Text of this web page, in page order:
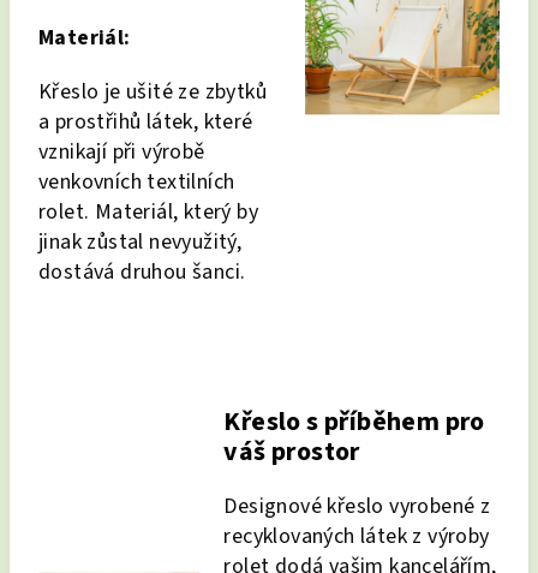
Materiál:
Křeslo je ušité ze zbytků
a prostřihů látek, které
vznikají při výrobě
venkovních textilních
rolet. Materiál, který by
jinak zůstal nevyužitý,
dostává druhou šanci.
Křeslo s příběhem pro
váš prostor
Designové křeslo vyrobené z
recyklovaných látek z výroby
rolet dodá vašim kancelářím,